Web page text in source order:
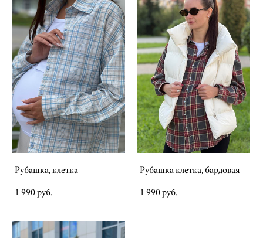
Рубашка, клетка
1 990 pуб.
Рубашка клетка, бардовая
1 990 pуб.